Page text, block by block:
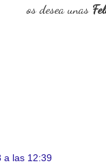
os desea unas
a las 12:39